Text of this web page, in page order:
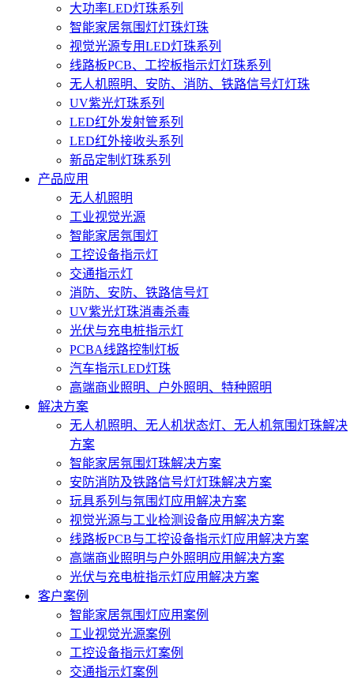
大功率LED灯珠系列
智能家居氛围灯灯珠灯珠
视觉光源专用LED灯珠系列
线路板PCB、工控板指示灯灯珠系列
无人机照明、安防、消防、铁路信号灯灯珠
UV紫光灯珠系列
LED红外发射管系列
LED红外接收头系列
新品定制灯珠系列
产品应用
无人机照明
工业视觉光源
智能家居氛围灯
工控设备指示灯
交通指示灯
消防、安防、铁路信号灯
UV紫光灯珠消毒杀毒
光伏与充电桩指示灯
PCBA线路控制灯板
汽车指示LED灯珠
高端商业照明、户外照明、特种照明
解决方案
无人机照明、无人机状态灯、无人机氛围灯珠解决
方案
智能家居氛围灯珠解决方案
安防消防及铁路信号灯灯珠解决方案
玩具系列与氛围灯应用解决方案
视觉光源与工业检测设备应用解决方案
线路板PCB与工控设备指示灯应用解决方案
高端商业照明与户外照明应用解决方案
光伏与充电桩指示灯应用解决方案
客户案例
智能家居氛围灯应用案例
工业视觉光源案例
工控设备指示灯案例
交通指示灯案例